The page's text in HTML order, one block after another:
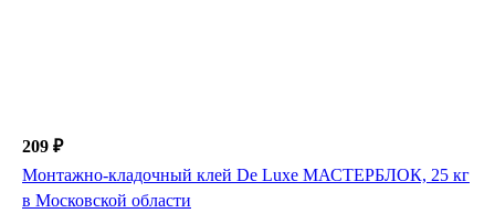
209 ₽
Монтажно-кладочный клей De Luxe МАСТЕРБЛОК, 25 кг
в Московской области